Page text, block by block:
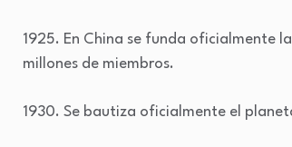
1925. En China se funda oficialmente
millones de miembros.
1930. Se bautiza oficialmente el